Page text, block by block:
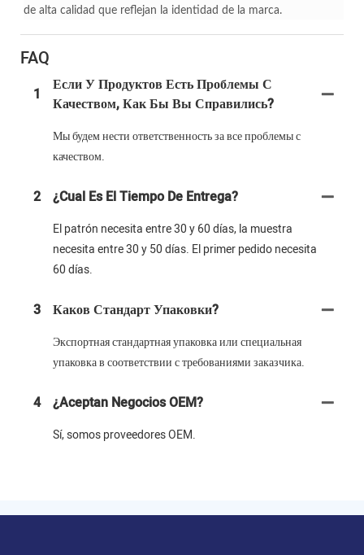
de alta calidad que reflejan la identidad de la marca.
FAQ
1
Если У Продуктов Есть Проблемы С
Качеством, Как Бы Вы Справились?
Мы будем нести ответственность за все проблемы с
качеством.
2 ¿Cual Es El Tiempo De Entrega?
El patrón necesita entre 30 y 60 días, la muestra
necesita entre 30 y 50 días. El primer pedido necesita
60 días.
3 Каков Стандарт Упаковки?
Экспортная стандартная упаковка или специальная
упаковка в соответствии с требованиями заказчика.
4 ¿Aceptan Negocios OEM?
Sí, somos proveedores OEM.